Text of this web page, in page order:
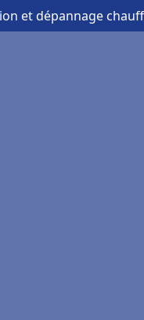
et dépannage